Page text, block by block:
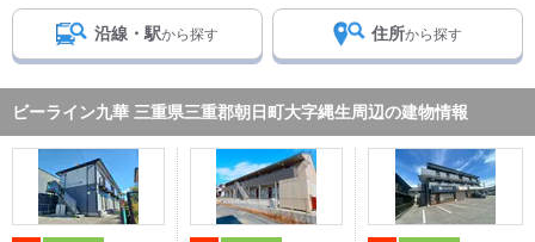
沿線・駅から探す 住所から探す
ビーライン九華 三重県三重郡朝日町大字縄生周辺の建物情報